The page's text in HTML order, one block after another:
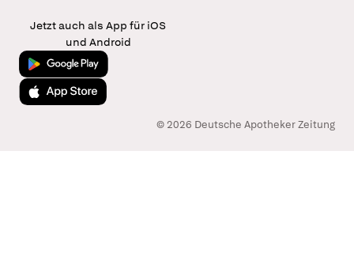
Jetzt auch als App für iOS
und Android
Jetzt bei Google Play
Laden im App Store
© 2026 Deutsche Apotheker Zeitung